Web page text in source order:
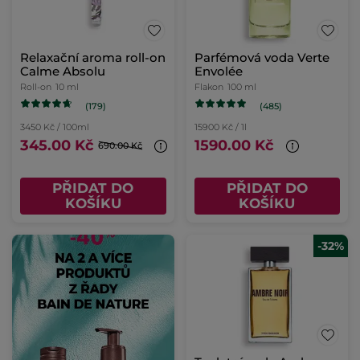
Relaxační aroma roll-on
Calme Absolu
Roll-on 10 ml
(179)
3450 Kč / 100ml
345.00 Kč 690.00 Kč
PŘIDAT DO
KOŠÍKU
Parfémová voda Verte
Envolée
Flakon 100 ml
(485)
15900 Kč / 1l
1590.00 Kč
PŘIDAT DO
KOŠÍKU
-32%